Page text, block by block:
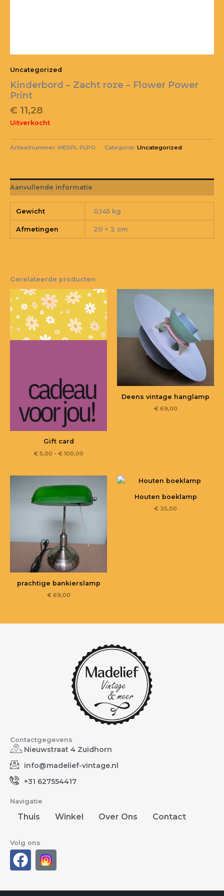
Uncategorized
Kinderbord – Zacht roze – Flower Power
Print
€ 11,28
Uitverkocht
Artikelnummer: MESPL-FLPO Categorie: Uncategorized
Aanvullende informatie
Gewicht 0,145 kg
Afmetingen 20 × 2 cm
Gerelateerde producten
Gift card
€ 5,00 - € 100,00
Deens vintage hanglamp
€69,00
prachtige bankierslamp
€69,00
Houten boeklamp
€ 35,00
Contactgegevens
Nieuwstraat 4 Zuidhorn
info@madelief-vintage.nl
+31 627554417
Navigatie
Thuis Winkel Over Ons Contact
Volg ons
F
a
c